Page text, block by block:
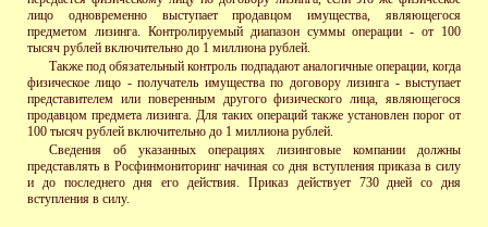
лицо одновременно выступает продавцом имущества, являющегося
предметом лизинга. Контролируемый диапазон суммы операции - от 100
тысяч рублей включительно до 1 миллиона рублей.
Также под обязательный контроль подпадают аналогичные операции, когда
физическое лицо - получатель имущества по договору лизинга - выступает
представителем или поверенным другого физического лица, являющегося
продавцом предмета лизинга. Для таких операций также установлен порог от
100 тысяч рублей включительно до 1 миллиона рублей.
Сведения об указанных операциях лизинговые компании должны
представлять в Росфинмониторинг начиная со дня вступления приказа в силу
и до последнего дня его действия. Приказ действует 730 дней со дня
вступления в силу.